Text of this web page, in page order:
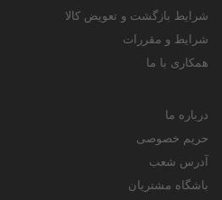
شرایط بازگشت و تعویض کالا
شرایط و مقررات
همکاری با ما
درباره ما
حریم خصوصی
آدرس شعب
باشگاه مشتریان